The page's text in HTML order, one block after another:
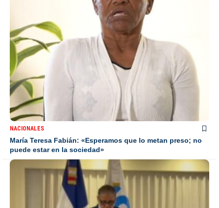
NACIONALES
María Teresa Fabián: «Esperamos que lo metan preso; no
puede estar en la sociedad»